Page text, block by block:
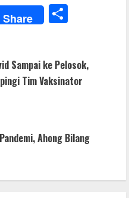
Share
e
Sampai ke Pelosok,
Tim Vaksinator
Ahong Bilang